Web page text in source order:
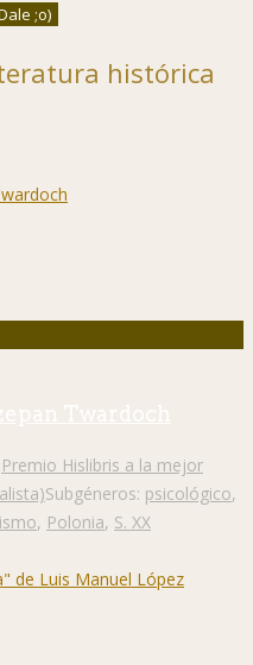
histórica
Twardoch
Premio Hislibris a la mejor
Subgéneros: psicológico,
, Polonia, S. XX